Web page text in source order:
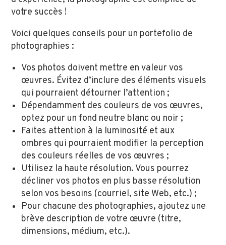
votre succès !
Voici quelques conseils pour un portefolio de
photographies :
Vos photos doivent mettre en valeur vos
œuvres. Évitez d’inclure des éléments visuels
qui pourraient détourner l’attention ;
Dépendamment des couleurs de vos œuvres,
optez pour un fond neutre blanc ou noir ;
Faites attention à la luminosité et aux
ombres qui pourraient modifier la perception
des couleurs réelles de vos œuvres ;
Utilisez la haute résolution. Vous pourrez
décliner vos photos en plus basse résolution
selon vos besoins (courriel, site Web, etc.) ;
Pour chacune des photographies, ajoutez une
brève description de votre œuvre (titre,
dimensions, médium, etc.).